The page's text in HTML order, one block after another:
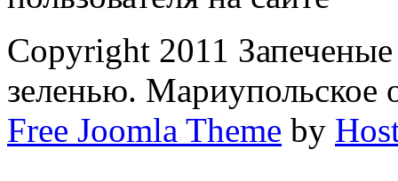
Copyright 2011
зеленью.
Free Joomla Theme by